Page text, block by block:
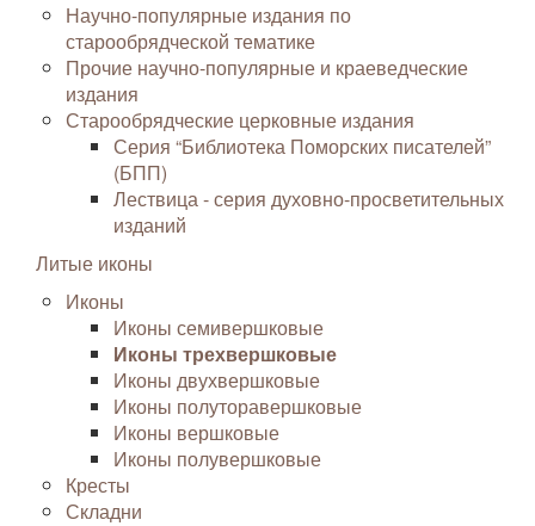
Научно-популярные издания по
старообрядческой тематике
Прочие научно-популярные и краеведческие
издания
Старообрядческие церковные издания
Серия “Библиотека Поморских писателей”
(БПП)
Лествица - серия духовно-просветительных
изданий
Литые иконы
Иконы
Иконы семивершковые
Иконы трехвершковые
Иконы двухвершковые
Иконы полуторавершковые
Иконы вершковые
Иконы полувершковые
Кресты
Складни